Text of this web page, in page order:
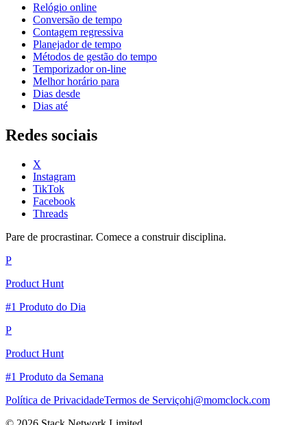
Relógio online
Conversão de tempo
Contagem regressiva
Planejador de tempo
Métodos de gestão do tempo
Temporizador on-line
Melhor horário para
Dias desde
Dias até
Redes sociais
X
Instagram
TikTok
Facebook
Threads
Pare de procrastinar. Comece a construir disciplina.
P
Product Hunt
#1 Produto do Dia
P
Product Hunt
#1 Produto da Semana
Política de PrivacidadeTermos de Serviçohi@momclock.com